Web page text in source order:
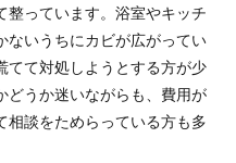
整っています。浴室やキッチ
ないうちにカビが広がってい
てて対処しようとする方が少
どうか迷いながらも、費用が
相談をためらっている方も多